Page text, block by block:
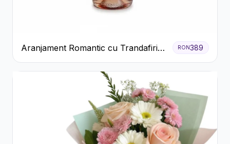
Aranjament Romantic cu Trandafiri
Roșii și Șampanie rose
RON389